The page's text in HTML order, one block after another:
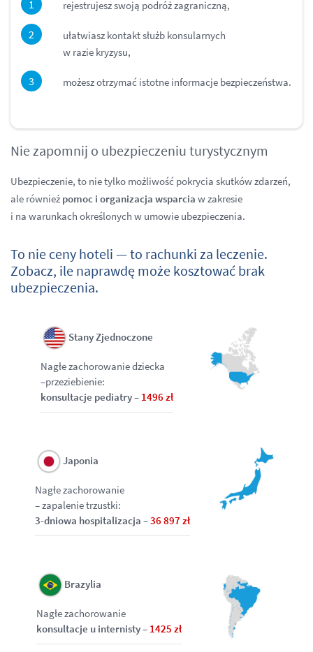
rejestrujesz swoją podróż zagraniczną,
ułatwiasz kontakt służb konsularnych
w razie kryzysu,
możesz otrzymać istotne informacje bezpieczeństwa.
Nie zapomnij o ubezpieczeniu turystycznym
Ubezpieczenie, to nie tylko możliwość pokrycia skutków zdarzeń,
ale również pomoc i organizacja wsparcia w zakresie
i na warunkach określonych w umowie ubezpieczenia.
To nie ceny hoteli — to rachunki za leczenie.
Zobacz, ile naprawdę może kosztować brak
ubezpieczenia.
Stany Zjednoczone
Nagłe zachorowanie dziecka
–przeziebienie:
konsultacje pediatry – 1496 zł
Japonia
Nagłe zachorowanie
– zapalenie trzustki:
3-dniowa hospitalizacja –36 897 zł
Brazylia
Nagłe zachorowanie
konsultacje u internisty – 1425 zł